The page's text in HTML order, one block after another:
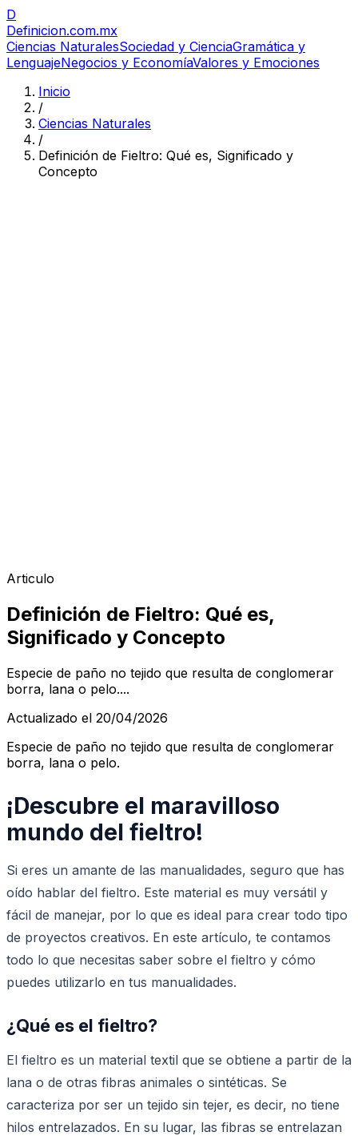
D
Definicion.com.mx
Ciencias NaturalesSociedad y CienciaGramática y
LenguajeNegocios y EconomíaValores y Emociones
Inicio
/
Ciencias Naturales
/
Definición de Fieltro: Qué es, Significado y
Concepto
Articulo
Definición de Fieltro: Qué es,
Significado y Concepto
Especie de paño no tejido que resulta de conglomerar
borra, lana o pelo....
Actualizado el 20/04/2026
Especie de paño no tejido que resulta de conglomerar
borra, lana o pelo.
¡Descubre el maravilloso
mundo del fieltro!
Si eres un amante de las manualidades, seguro que has
oído hablar del fieltro. Este material es muy versátil y
fácil de manejar, por lo que es ideal para crear todo tipo
de proyectos creativos. En este artículo, te contamos
todo lo que necesitas saber sobre el fieltro y cómo
puedes utilizarlo en tus manualidades.
¿Qué es el fieltro?
El fieltro es un material textil que se obtiene a partir de la
lana o de otras fibras animales o sintéticas. Se
caracteriza por ser un tejido sin tejer, es decir, no tiene
hilos entrelazados. En su lugar, las fibras se entrelazan